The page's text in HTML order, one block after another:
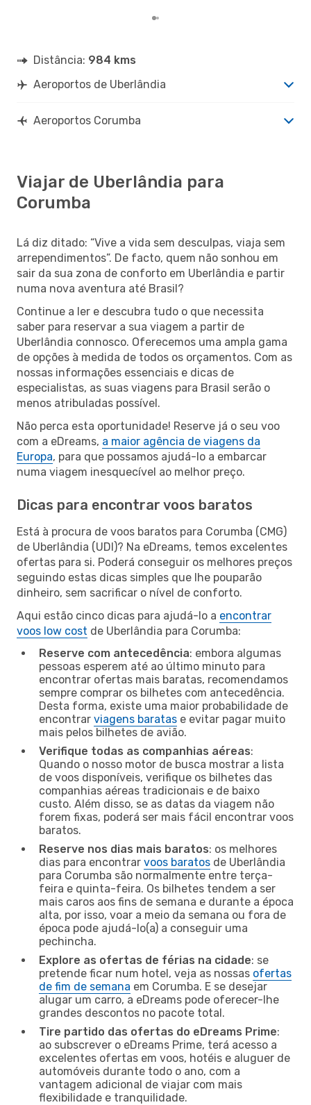
Distância: 984 kms
Aeroportos de Uberlândia
Aeroportos Corumba
Viajar de Uberlândia para
Corumba
Lá diz ditado: “Vive a vida sem desculpas, viaja sem
arrependimentos”. De facto, quem não sonhou em
sair da sua zona de conforto em Uberlândia e partir
numa nova aventura até Brasil?
Continue a ler e descubra tudo o que necessita
saber para reservar a sua viagem a partir de
Uberlândia connosco. Oferecemos uma ampla gama
de opções à medida de todos os orçamentos. Com as
nossas informações essenciais e dicas de
especialistas, as suas viagens para Brasil serão o
menos atribuladas possível.
Não perca esta oportunidade! Reserve já o seu voo
com a eDreams, a maior agência de viagens da
Europa, para que possamos ajudá-lo a embarcar
numa viagem inesquecível ao melhor preço.
Dicas para encontrar voos baratos
Está à procura de voos baratos para Corumba (CMG)
de Uberlândia (UDI)? Na eDreams, temos excelentes
ofertas para si. Poderá conseguir os melhores preços
seguindo estas dicas simples que lhe pouparão
dinheiro, sem sacrificar o nível de conforto.
Aqui estão cinco dicas para ajudá-lo a encontrar
voos low cost de Uberlândia para Corumba:
Reserve com antecedência: embora algumas
pessoas esperem até ao último minuto para
encontrar ofertas mais baratas, recomendamos
sempre comprar os bilhetes com antecedência.
Desta forma, existe uma maior probabilidade de
encontrar viagens baratas e evitar pagar muito
mais pelos bilhetes de avião.
Verifique todas as companhias aéreas:
Quando o nosso motor de busca mostrar a lista
de voos disponíveis, verifique os bilhetes das
companhias aéreas tradicionais e de baixo
custo. Além disso, se as datas da viagem não
forem fixas, poderá ser mais fácil encontrar voos
baratos.
Reserve nos dias mais baratos: os melhores
dias para encontrar voos baratos de Uberlândia
para Corumba são normalmente entre terça-
feira e quinta-feira. Os bilhetes tendem a ser
mais caros aos fins de semana e durante a época
alta, por isso, voar a meio da semana ou fora de
época pode ajudá-lo(a) a conseguir uma
pechincha.
Explore as ofertas de férias na cidade: se
pretende ficar num hotel, veja as nossas ofertas
de fim de semana em Corumba. E se desejar
alugar um carro, a eDreams pode oferecer-lhe
grandes descontos no pacote total.
Tire partido das ofertas do eDreams Prime:
ao subscrever o eDreams Prime, terá acesso a
excelentes ofertas em voos, hotéis e aluguer de
automóveis durante todo o ano, com a
vantagem adicional de viajar com mais
flexibilidade e tranquilidade.